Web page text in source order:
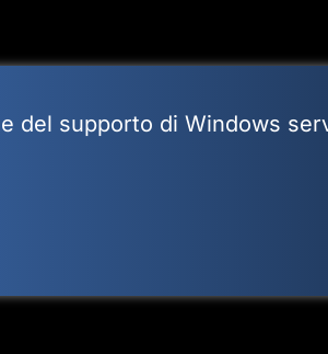
del supporto di Windows